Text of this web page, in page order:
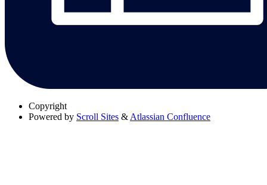
Copyright
Powered by Scroll Sites & Atlassian Confluence